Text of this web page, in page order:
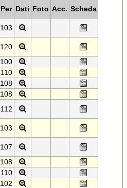
Per Dati Foto Acc. Scheda
103
120
100
110
108
108
112
103
107
108
110
102